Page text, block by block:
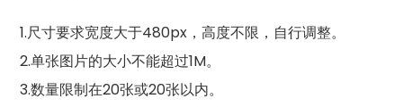
1.尺寸要求宽度大于480px，高度不限，自行调整。
2.单张图片的大小不能超过1M。
3.数量限制在20张或20张以内。